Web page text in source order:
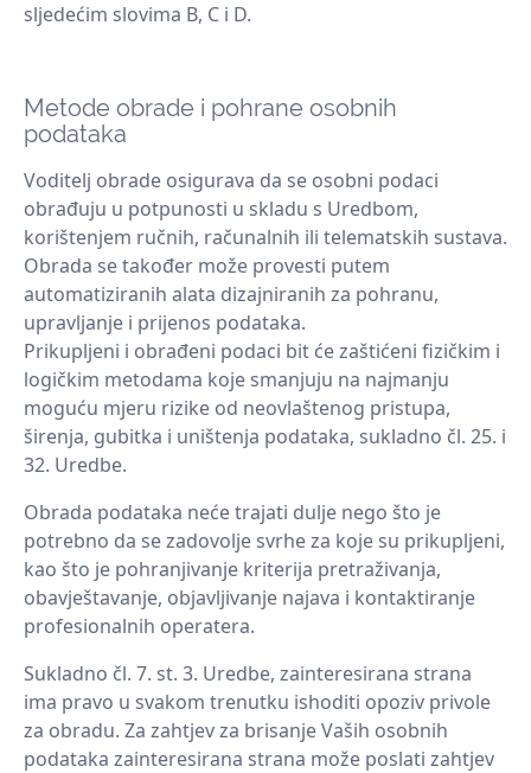
sljedećim slovima B, C i D.
Metode obrade i pohrane osobnih
podataka
Voditelj obrade osigurava da se osobni podaci
obrađuju u potpunosti u skladu s Uredbom,
korištenjem ručnih, računalnih ili telematskih sustava.
Obrada se također može provesti putem
automatiziranih alata dizajniranih za pohranu,
upravljanje i prijenos podataka.
Prikupljeni i obrađeni podaci bit će zaštićeni fizičkim i
logičkim metodama koje smanjuju na najmanju
moguću mjeru rizike od neovlaštenog pristupa,
širenja, gubitka i uništenja podataka, sukladno čl. 25. i
32. Uredbe.
Obrada podataka neće trajati dulje nego što je
potrebno da se zadovolje svrhe za koje su prikupljeni,
kao što je pohranjivanje kriterija pretraživanja,
obavještavanje, objavljivanje najava i kontaktiranje
profesionalnih operatera.
Sukladno čl. 7. st. 3. Uredbe, zainteresirana strana
ima pravo u svakom trenutku ishoditi opoziv privole
za obradu. Za zahtjev za brisanje Vaših osobnih
podataka zainteresirana strana može poslati zahtjev